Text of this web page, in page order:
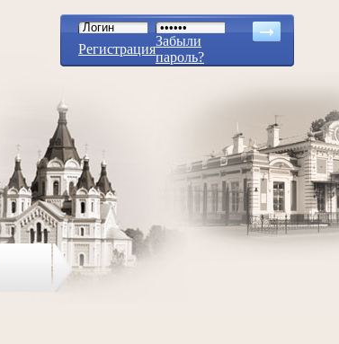
Регистрация
Забыли
пароль?